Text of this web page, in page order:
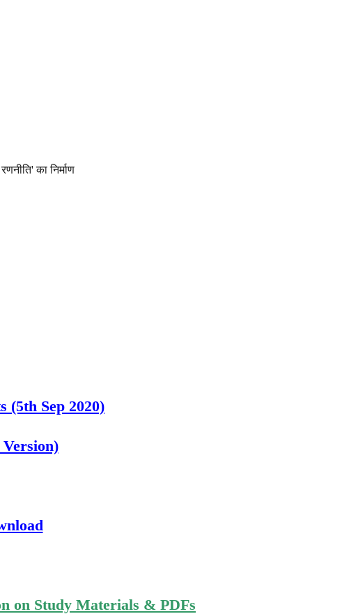
का निर्माण
Sep 2020)
on Study Materials & PDFs